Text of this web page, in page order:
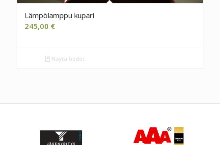
Lämpölamppu kupari
245,00 €
Näytä tiedot